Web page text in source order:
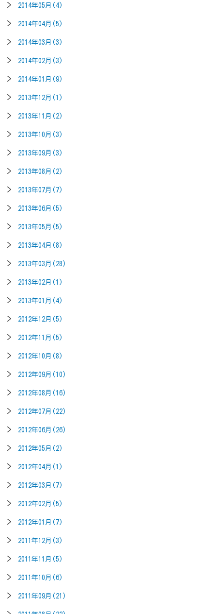
2014年05月(4)
2014年04月(5)
2014年03月(3)
2014年02月(3)
2014年01月(9)
2013年12月(1)
2013年11月(2)
2013年10月(3)
2013年09月(3)
2013年08月(2)
2013年07月(7)
2013年06月(5)
2013年05月(5)
2013年04月(8)
2013年03月(28)
2013年02月(1)
2013年01月(4)
2012年12月(5)
2012年11月(5)
2012年10月(8)
2012年09月(10)
2012年08月(16)
2012年07月(22)
2012年06月(26)
2012年05月(2)
2012年04月(1)
2012年03月(7)
2012年02月(5)
2012年01月(7)
2011年12月(3)
2011年11月(5)
2011年10月(6)
2011年09月(21)